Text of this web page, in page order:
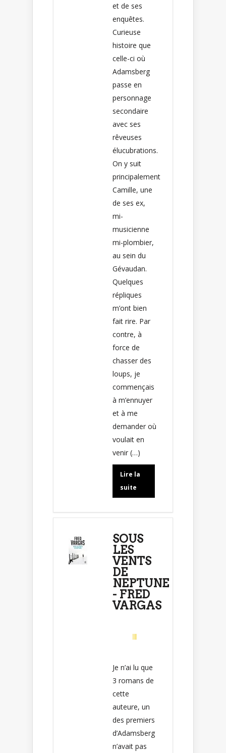
et de ses
enquêtes.
Curieuse
histoire que
celle-ci où
Adamsberg
passe en
personnage
secondaire
avec ses
rêveuses
élucubrations.
On y suit
principalement
Camille, une
de ses ex,
mi-
musicienne
mi-plombier,
au sein du
Gévaudan.
Quelques
répliques
m’ont bien
fait rire. Par
contre, à
force de
chasser des
loups, je
commençais
à m’ennuyer
et à me
demander où
voulait en
venir (…)
Lire la
suite
SOUS
LES
VENTS
DE
NEPTUNE
- FRED
VARGAS
Je n’ai lu que
3 romans de
cette
auteure, un
des premiers
d’Adamsberg
n’avait pas